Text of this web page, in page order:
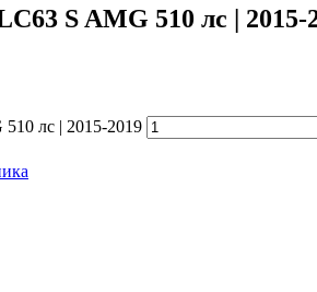
S AMG 510 лс | 2015-
лс | 2015-2019